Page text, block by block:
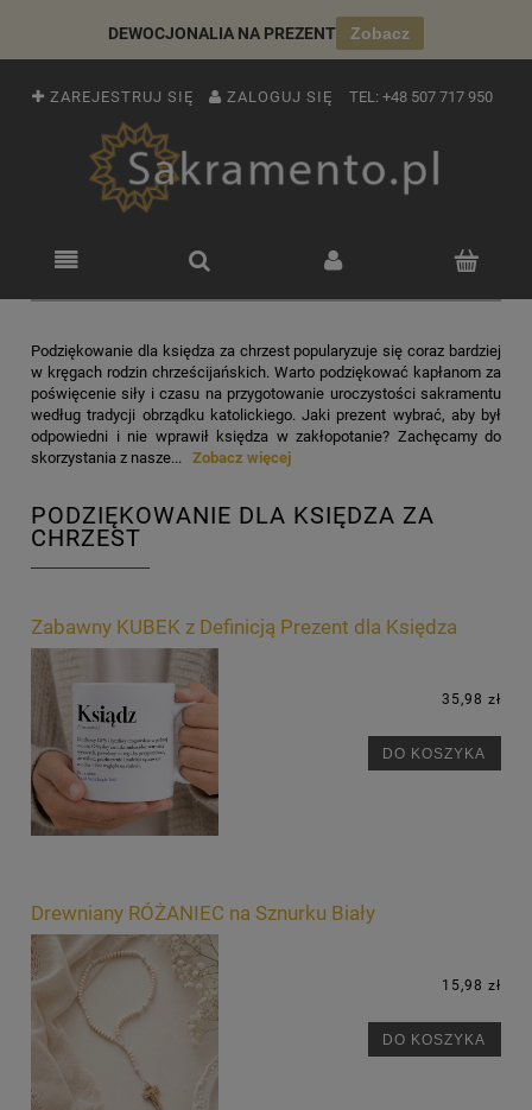
DEWOCJONALIA NA PREZENT Zobacz
ZAREJESTRUJ SIĘ ZALOGUJ SIĘ TEL: +48 507 717 950
Podziękowanie dla księdza za chrzest popularyzuje się coraz bardziej
w kręgach rodzin chrześcijańskich. Warto podziękować kapłanom za
poświęcenie siły i czasu na przygotowanie uroczystości sakramentu
według tradycji obrządku katolickiego. Jaki prezent wybrać, aby był
odpowiedni i nie wprawił księdza w zakłopotanie? Zachęcamy do
skorzystania z nasze... Zobacz więcej
PODZIĘKOWANIE DLA KSIĘDZA ZA
CHRZEST
Zabawny KUBEK z Definicją Prezent dla Księdza
35,98 zł
DO KOSZYKA
Drewniany RÓŻANIEC na Sznurku Biały
15,98 zł
DO KOSZYKA